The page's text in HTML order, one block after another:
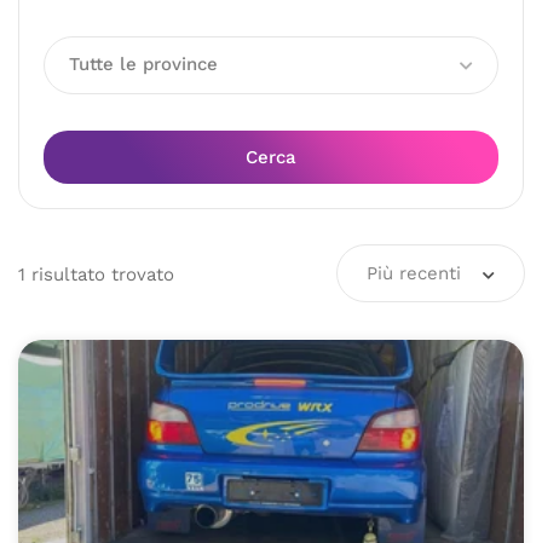
Tutte le province
Cerca
1 risultato trovato Più recenti